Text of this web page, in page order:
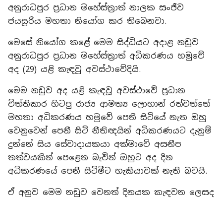
අනුරාධපුර ප්‍රධාන මහේස්ත්‍රාත් නාලක සංජීව
ජයසූරිය මහතා නියෝග කර තිබෙනවා.
මෙසේ නියෝග කළේ මෙම සිද්ධියට අදාළ නඩුව
අනුරාධපුර ප්‍රධාන මහේස්ත්‍රාත් අධිකරණය හමුවේ
අද (29) යළි කැඳවූ අවස්ථාවේදියි.
මෙම නඩුව අද යළි කැඳවූ අවස්ථාවේ ප්‍රධාන
විත්තිකාර හිටපු රාජ්‍ය ආමත්‍ය ලොහාන් රත්වත්තේ
මහතා අධිකරණය හමුවේ පෙනී සිටියේ නැත ඔහු
වෙනුවෙන් පෙනී සිටි නීතිඥයින් අධිකරණයට දැනුම්
දුන්නේ සිය සේවාදායකයා අක්මාවේ අසනීප
තත්වයකින් පෙළෙන බැවින් ඔහුට අද දින
අධිකරණයේ පෙනී සිටිමීට හැකියාවක් නැති බවයි.
ඒ අනුව මෙම නඩුව වෙනත් දිනයක කැඳවන ලෙසද